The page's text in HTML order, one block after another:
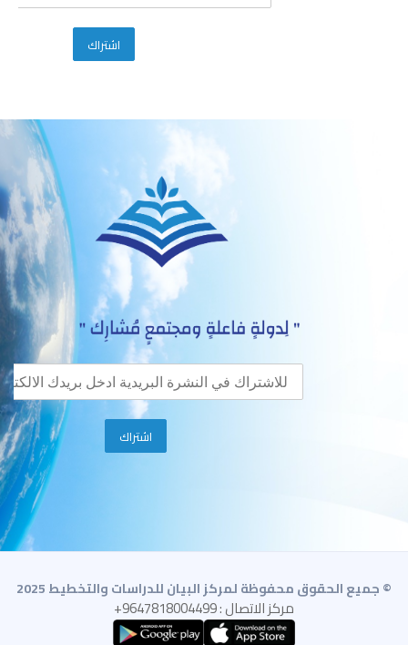
© جميع الحقوق محفوظة لمركز البيان للدراسات والتخطيط 2025
مركز الاتصال : 9647818004499+